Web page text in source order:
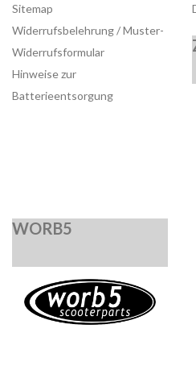
Sitemap
Widerrufsbelehrung / Muster-
Widerrufsformular
Hinweise zur
Batterieentsorgung
WORB5